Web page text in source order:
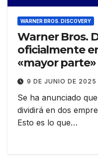
WARNER BROS. DISCOVERY
Warner Bros.
oficialmente
«mayor
condonará al
9 DE JUNIO DE 2025
Se ha anunciado
dividirá en dos
Esto es lo que…